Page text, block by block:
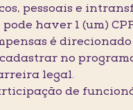
pessoais e
haver 1 (um)
é
no
legal.
de